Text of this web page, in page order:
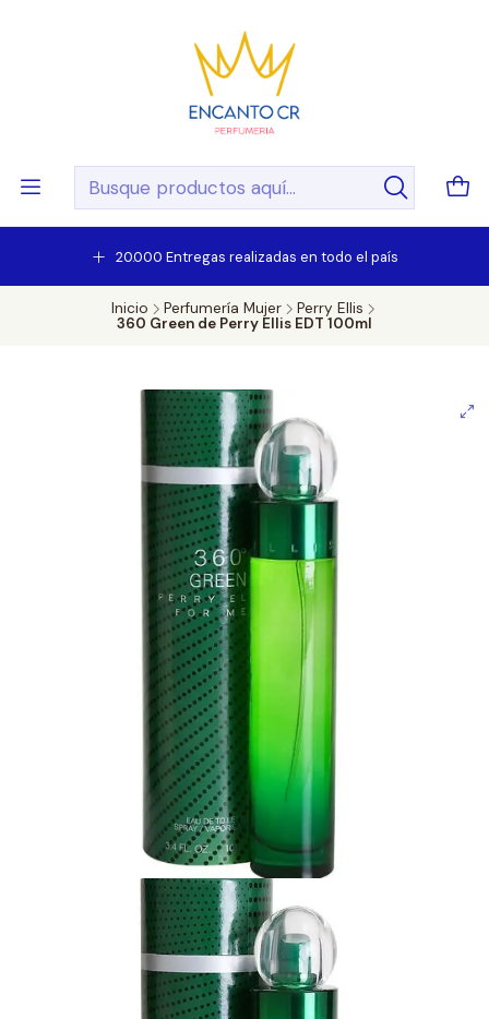
20.000 Entregas realizadas en todo el país
Inicio Perfumería Mujer
Perry Ellis
360 Green de Perry Ellis EDT 100ml